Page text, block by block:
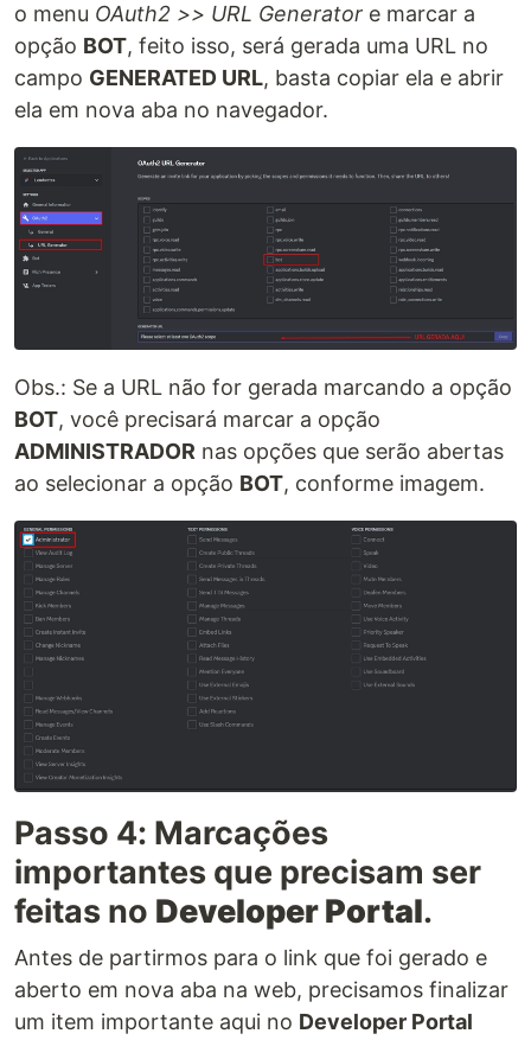
o menu OAuth2 >> URL Generator e marcar a
opção BOT, feito isso, será gerada uma URL no
campo GENERATED URL, basta copiar ela e abrir
ela em nova aba no navegador.
Obs.: Se a URL não for gerada marcando a opção
BOT, você precisará marcar a opção
ADMINISTRADOR nas opções que serão abertas
ao selecionar a opção BOT, conforme imagem.
Passo 4: Marcações
importantes que precisam ser
feitas no Developer Portal.
Antes de partirmos para o link que foi gerado e
aberto em nova aba na web, precisamos finalizar
um item importante aqui no Developer Portal